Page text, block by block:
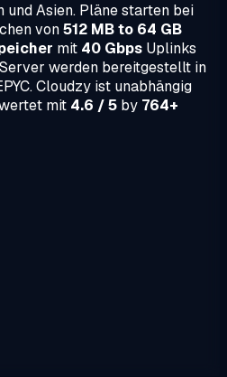
und Asien. Pläne starten bei
von512 MB to 64 GB
mit 40 Gbps Uplinks
werden bereitgestellt in
Cloudzy ist unabhängig
mit 4.6 / 5 by 764+